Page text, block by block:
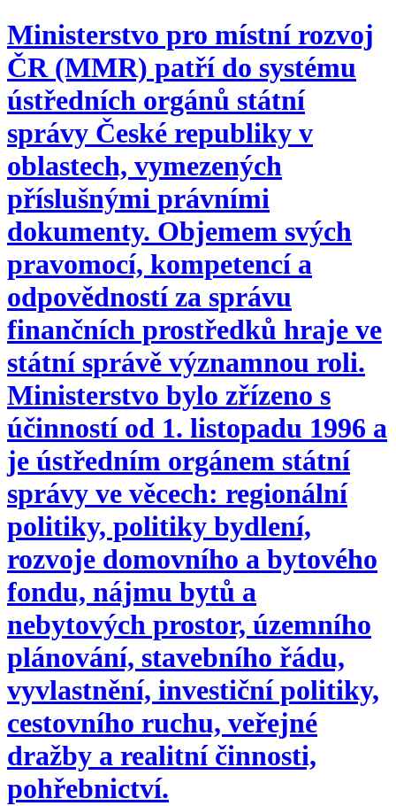
Ministerstvo pro místní rozvoj
ČR (MMR) patří do systému
ústředních orgánů státní
správy České republiky v
oblastech, vymezených
příslušnými právními
dokumenty. Objemem svých
pravomocí, kompetencí a
odpovědností za správu
finančních prostředků hraje ve
státní správě významnou roli.
Ministerstvo bylo zřízeno s
účinností od 1. listopadu 1996 a
je ústředním orgánem státní
správy ve věcech: regionální
politiky, politiky bydlení,
rozvoje domovního a bytového
fondu, nájmu bytů a
nebytových prostor, územního
plánování, stavebního řádu,
vyvlastnění, investiční politiky,
cestovního ruchu, veřejné
dražby a realitní činnosti,
pohřebnictví.